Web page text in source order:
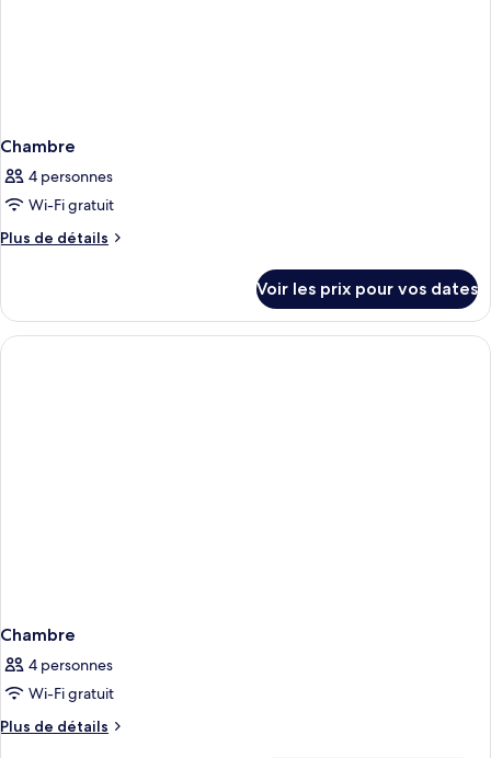
Chambre
4 personnes
Wi-Fi gratuit
Plus de détails
Plus
le
type
de
Voir les prix pour vos dates
Chambre
4 personnes
Wi-Fi gratuit
Plus de détails
Plus